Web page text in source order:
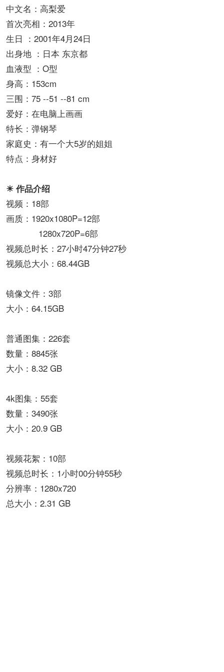
中文名：高梨爱
首次亮相：2013年
生日 ：2001年4月24日
出身地 ：日本 东京都
血液型 ：O型
身高：153cm
三围：75 --51 --81 cm
爱好：在电脑上画画
特长：弹钢琴
家庭史：有一个大5岁的姐姐
特点：身材好
☀ 作品介绍
视频：18部
画质：1920x1080P=12部
1280x720P=6部
视频总时长：27小时47分钟27秒
视频总大小：68.44GB
镜像文件：3部
大小：64.15GB
普通图集：226套
数量：8845张
大小：8.32 GB
4k图集：55套
数量：3490张
大小：20.9 GB
视频花絮：10部
视频总时长：1小时00分钟55秒
分辨率：1280x720
总大小：2.31 GB